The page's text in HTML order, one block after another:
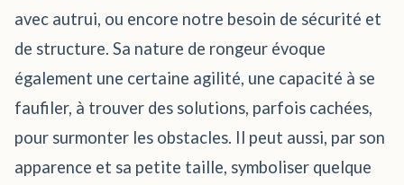
avec autrui, ou encore notre besoin de sécurité et
de structure. Sa nature de rongeur évoque
également une certaine agilité, une capacité à se
faufiler, à trouver des solutions, parfois cachées,
pour surmonter les obstacles. Il peut aussi, par son
apparence et sa petite taille, symboliser quelque